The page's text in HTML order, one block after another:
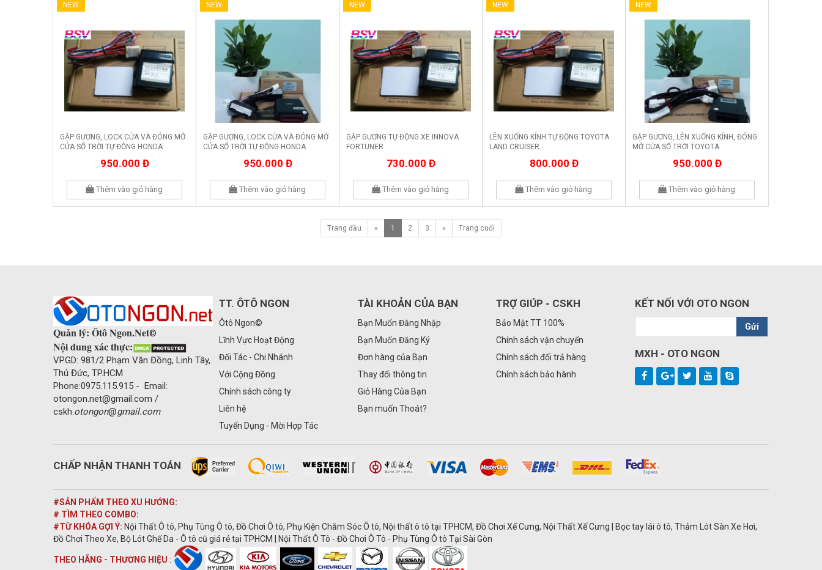
NEW
GẬP GƯƠNG, LOCK CỬA VÀ ĐÓNG MỞ
CỬA SỔ TRỜI TỰ ĐỘNG HONDA
950.000 Đ
Thêm vào giỏ hàng
NEW
GẬP GƯƠNG, LOCK CỬA VÀ ĐÓNG MỞ
CỬA SỔ TRỜI TỰ ĐỘNG HONDA
950.000 Đ
Thêm vào giỏ hàng
NEW
GẬP GƯƠNG TỰ ĐỘNG XE INNOVA
FORTUNER
730.000 Đ
Thêm vào giỏ hàng
NEW
LÊN XUỐNG KÍNH TỰ ĐỘNG TOYOTA
LAND CRUISER
800.000 Đ
Thêm vào giỏ hàng
NEW
GẬP GƯƠNG, LÊN XUỐNG KÍNH, ĐÓNG
MỞ CỬA SỔ TRỜI TOYOTA
950.000 Đ
Thêm vào giỏ hàng
Trang đầu « 1 2 3 » Trang cuối
Quản lý: Ôtô Ngon.Net©
Nội dung xác thực:
VPGD: 981/2 Phạm Văn Đồng, Linh Tây,
Thủ Đức, TP.HCM
Phone:0975.115.915 - Email:
otongon.net@gmail.com /
cskh.otongon@gmail.com
TT. ÔTÔ NGON
Ôtô Ngon©
Lĩnh Vực Hoạt Động
Đối Tác - Chi Nhánh
Với Cộng Đồng
Chính sách công ty
Liên hệ
Tuyển Dụng - Mời Hợp Tác
TÀI KHOẢN CỦA BẠN
Bạn Muốn Đăng Nhập
Bạn Muốn Đăng Ký
Đơn hàng của Bạn
Thay đổi thông tin
Giỏ Hàng Của Bạn
Bạn muốn Thoát?
TRỢ GIÚP - CSKH
Bảo Mật TT 100%
Chính sách vận chuyển
Chính sách đổi trả hàng
Chính sách bảo hành
KẾT NỐI VỚI OTO NGON
Gửi
MXH - OTO NGON
CHẤP NHẬN THANH TOÁN
#SẢN PHẨM THEO XU HƯỚNG:
# TÌM THEO COMBO:
#TỪ KHÓA GỢI Ý: Nội Thất Ô tô, Phụ Tùng Ô tô, Đồ Chơi Ô tô, Phụ Kiện Chăm Sóc Ô tô, Nội thất ô tô tại TPHCM, Đồ Chơi Xế Cưng, Nội Thất Xế Cưng | Bọc tay lái ô tô, Thảm Lót Sàn Xe Hơi,
Đồ Chơi Theo Xe, Bộ Lót Ghế Da - Ô tô cũ giá rẻ tại TPHCM | Nội Thất Ô Tô - Đồ Chơi Ô Tô - Phụ Tùng Ô tô Tại Sài Gòn
THEO HÃNG - THƯƠNG HIỆU :